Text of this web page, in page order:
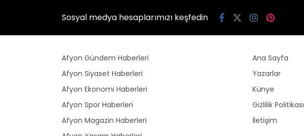
Sosyal medya hesaplarımızı keşfedin
Afyon Gündem Haberleri
Afyon Siyaset Haberleri
Afyon Ekonomi Haberleri
Afyon Spor Haberleri
Afyon Magazin Haberleri
Ana Sayfa
Yazarlar
Künye
Gizlilik Politikası
İletişim